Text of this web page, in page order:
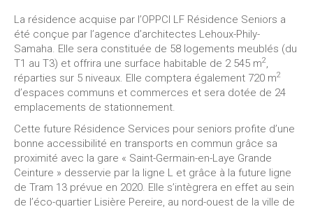
La résidence acquise par l’OPPCI LF Résidence Seniors a
été conçue par l’agence d’architectes Lehoux-Phily-
Samaha. Elle sera constituée de 58 logements meublés (du
T1 au T3) et offrira une surface habitable de 2 545 m2,
réparties sur 5 niveaux. Elle comptera également 720 m2
d’espaces communs et commerces et sera dotée de 24
emplacements de stationnement.
Cette future Résidence Services pour seniors profite d’une
bonne accessibilité en transports en commun grâce sa
proximité avec la gare « Saint-Germain-en-Laye Grande
Ceinture » desservie par la ligne L et grâce à la future ligne
de Tram 13 prévue en 2020. Elle s’intègrera en effet au sein
de l’éco-quartier Lisière Pereire, au nord-ouest de la ville de